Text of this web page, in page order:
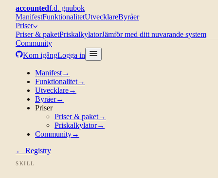
accountedf.d. gnubok
ManifestFunktionalitetUtvecklareByråer
Priser
Priser & paketPriskalkylatorJämför med ditt nuvarande system
Community
Kom igångLogga in
Manifest→
Funktionalitet→
Utvecklare→
Byråer→
Priser
Priser & paket→
Priskalkylator→
Community→
← Registry
SKILL